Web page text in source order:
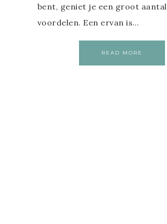
bent, geniet je een groot aantal
voordelen. Een ervan is…
READ MORE